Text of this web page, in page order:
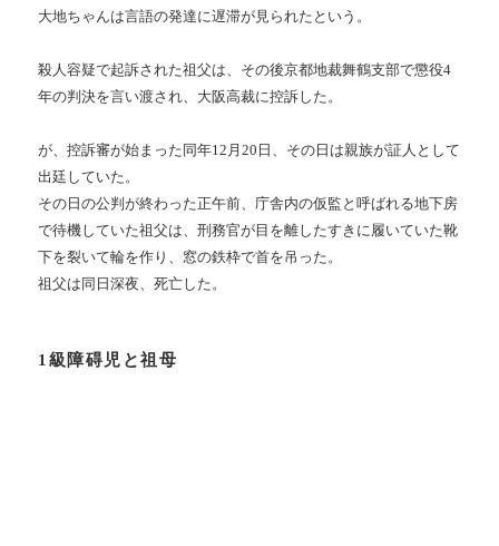
大地ちゃんは言語の発達に遅滞が見られたという。
殺人容疑で起訴された祖父は、その後京都地裁舞鶴支部で懲役4
年の判決を言い渡され、大阪高裁に控訴した。
が、控訴審が始まった同年12月20日、その日は親族が証人として
出廷していた。
その日の公判が終わった正午前、庁舎内の仮監と呼ばれる地下房
で待機していた祖父は、刑務官が目を離したすきに履いていた靴
下を裂いて輪を作り、窓の鉄枠で首を吊った。
祖父は同日深夜、死亡した。
1級障碍児と祖母